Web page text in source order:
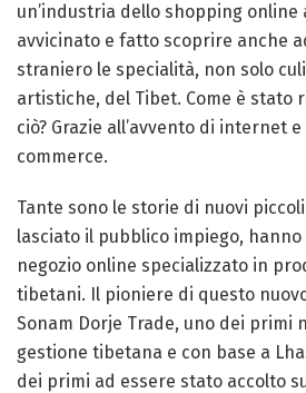
un’industria dello shopping online
avvicinato e fatto scoprire anche
straniero le specialità, non solo
artistiche, del Tibet. Come è stato
ciò? Grazie all’avvento di internet
commerce.
Tante sono le storie di nuovi
lasciato il pubblico impiego,
negozio online specializzato in
tibetani. Il pioniere di questo
Sonam Dorje Trade, uno dei primi
gestione tibetana e con base a
dei primi ad essere stato accolto